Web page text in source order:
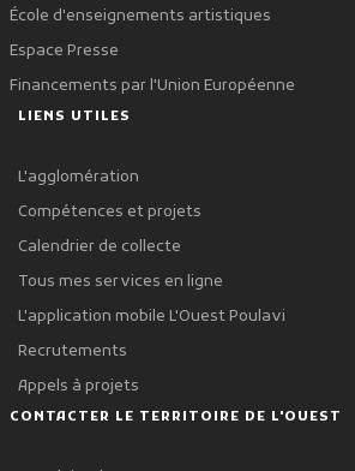
École d'enseignements artistiques
Espace Presse
Financements par l'Union Européenne
LIENS UTILES
L'agglomération
Compétences et projets
Calendrier de collecte
Tous mes services en ligne
L'application mobile L'Ouest Poulavi
Recrutements
Appels à projets
CONTACTER LE TERRITOIRE DE L'OUEST